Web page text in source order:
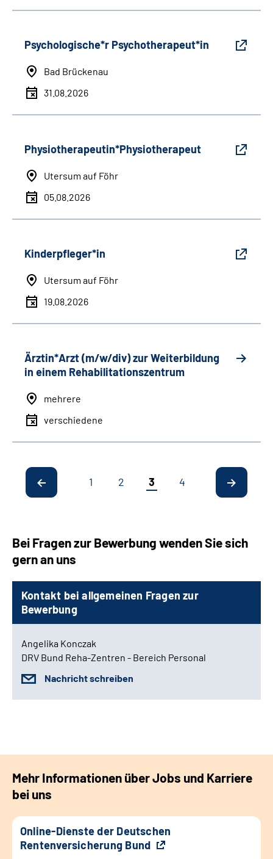
Psychologische*r Psychotherapeut*in
Bad Brückenau
31.08.2026
Physiotherapeutin*Physiotherapeut
Utersum auf Föhr
05.08.2026
Kinderpfleger*in
Utersum auf Föhr
19.08.2026
Ärztin*Arzt (m/w/div) zur Weiterbildung
in einem Rehabilitationszentrum
mehrere
verschiedene
1 2 3 4
Bei Fragen zur Bewerbung wenden Sie sich
gern an uns
Kontakt bei allgemeinen Fragen zur
Bewerbung
Angelika Konczak
DRV Bund Reha-Zentren - Bereich Personal
Nachricht schreiben
Mehr Informationen über Jobs und Karriere
bei uns
Online-Dienste der Deutschen
Rentenversicherung Bund